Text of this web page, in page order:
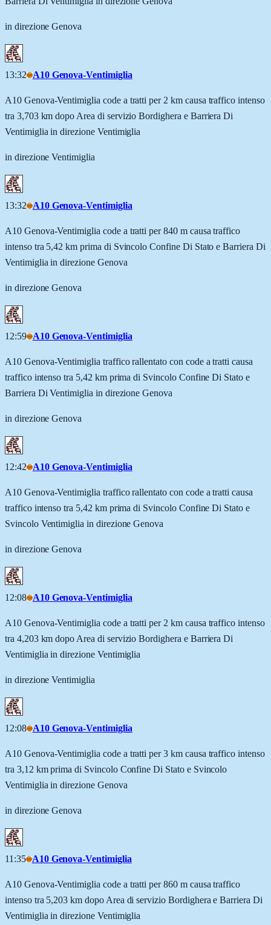
in direzione Genova
13:32 A10 Genova-Ventimiglia
A10 Genova-Ventimiglia code a tratti per 2 km causa traffico intenso
tra 3,703 km dopo Area di servizio Bordighera e Barriera Di
Ventimiglia in direzione Ventimiglia
in direzione Ventimiglia
13:32 A10 Genova-Ventimiglia
A10 Genova-Ventimiglia code a tratti per 840 m causa traffico
intenso tra 5,42 km prima di Svincolo Confine Di Stato e Barriera Di
Ventimiglia in direzione Genova
in direzione Genova
12:59 A10 Genova-Ventimiglia
A10 Genova-Ventimiglia traffico rallentato con code a tratti causa
traffico intenso tra 5,42 km prima di Svincolo Confine Di Stato e
Barriera Di Ventimiglia in direzione Genova
in direzione Genova
12:42 A10 Genova-Ventimiglia
A10 Genova-Ventimiglia traffico rallentato con code a tratti causa
traffico intenso tra 5,42 km prima di Svincolo Confine Di Stato e
Svincolo Ventimiglia in direzione Genova
in direzione Genova
12:08 A10 Genova-Ventimiglia
A10 Genova-Ventimiglia code a tratti per 2 km causa traffico intenso
tra 4,203 km dopo Area di servizio Bordighera e Barriera Di
Ventimiglia in direzione Ventimiglia
in direzione Ventimiglia
12:08 A10 Genova-Ventimiglia
A10 Genova-Ventimiglia code a tratti per 3 km causa traffico intenso
tra 3,12 km prima di Svincolo Confine Di Stato e Svincolo
Ventimiglia in direzione Genova
in direzione Genova
11:35 A10 Genova-Ventimiglia
A10 Genova-Ventimiglia code a tratti per 860 m causa traffico
intenso tra 5,203 km dopo Area di servizio Bordighera e Barriera Di
Ventimiglia in direzione Ventimiglia